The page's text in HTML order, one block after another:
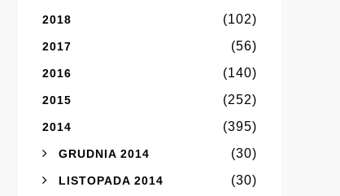
2018 (102)
2017 (56)
2016 (140)
2015 (252)
2014 (395)
GRUDNIA 2014 (30)
LISTOPADA 2014 (30)